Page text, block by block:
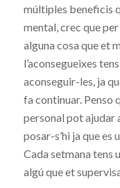
múltiples beneficis
mental, crec que
alguna cosa que et
l’aconsegueixes
aconseguir-les, ja
fa continuar. Penso
personal pot ajudar
posar-s’hi ja que es
Cada setmana tens
algú que et